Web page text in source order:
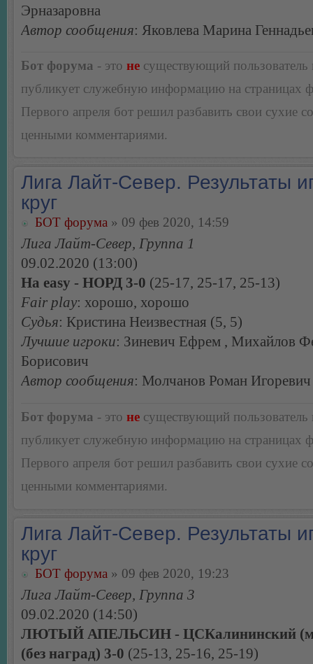
Эрназаровна
Автор сообщения: Яковлева Марина
Бот форума - это не существующий пользователь
публикует служебную информацию на страницах
Первого апреля бот решил разбавить свои сухие
ценными комментариями.
Лига Лайт-Север. Результаты
круг
БОТ форума » 09 фев 2020, 14:59
Лига Лайт-Север, Группа 1
09.02.2020 (13:00)
На easy - НОРД 3-0 (25-17, 25-17, 25-13)
Fair play: хорошо, хорошо
Судья: Кристина Неизвестная (5, 5)
Лучшие игроки: Зиневич Ефрем , Михайлов
Борисович
Автор сообщения: Молчанов Роман Игоревич
Бот форума - это не существующий пользователь
публикует служебную информацию на страницах
Первого апреля бот решил разбавить свои сухие
ценными комментариями.
Лига Лайт-Север. Результаты
круг
БОТ форума » 09 фев 2020, 19:23
Лига Лайт-Север, Группа 3
09.02.2020 (14:50)
ЛЮТЫЙ АПЕЛЬСИН - ЦСКалининский
(без наград) 3-0 (25-13, 25-16, 25-19)